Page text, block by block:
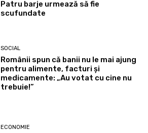
Patru barje urmează să fie
scufundate
SOCIAL
Românii spun că banii nu le mai ajung
pentru alimente, facturi și
medicamente: „Au votat cu cine nu
trebuie!”
ECONOMIE